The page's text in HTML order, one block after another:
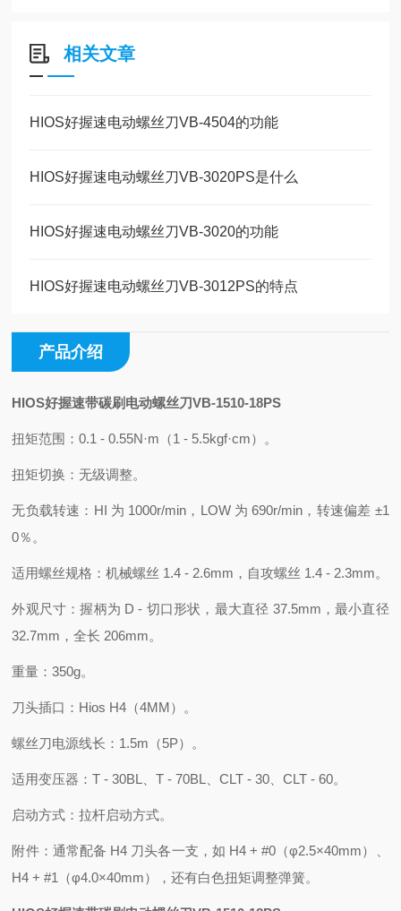
相关文章
HIOS好握速电动螺丝刀VB-4504的功能
HIOS好握速电动螺丝刀VB-3020PS是什么
HIOS好握速电动螺丝刀VB-3020的功能
HIOS好握速电动螺丝刀VB-3012PS的特点
产品介绍
HIOS好握速带碳刷电动螺丝刀VB-1510-18PS
扭矩范围：0.1 - 0.55N·m（1 - 5.5kgf·cm）。
扭矩切换：无级调整。
无负载转速：HI 为 1000r/min，LOW 为 690r/min，转速偏差 ±1
0％。
适用螺丝规格：机械螺丝 1.4 - 2.6mm，自攻螺丝 1.4 - 2.3mm。
外观尺寸：握柄为 D - 切口形状，最大直径 37.5mm，最小直径
32.7mm，全长 206mm。
重量：350g。
刀头插口：Hios H4（4MM）。
螺丝刀电源线长：1.5m（5P）。
适用变压器：T - 30BL、T - 70BL、CLT - 30、CLT - 60。
启动方式：拉杆启动方式。
附件：通常配备 H4 刀头各一支，如 H4 + #0（φ2.5×40mm）、
H4 + #1（φ4.0×40mm），还有白色扭矩调整弹簧。